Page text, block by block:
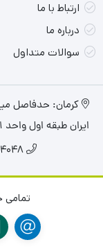
طراحی:
جذابیت
حافظه:
بازی‌ها و
سیستم
افت عملکرد در
ارتباط با ما
درباره ما
سوالات متداول
ایران طبقه اول واحد ۱۲۱